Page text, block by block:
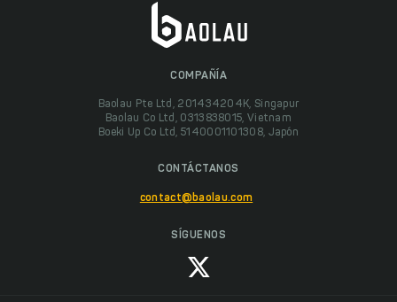
COMPAÑÍA
Baolau Pte Ltd, 201434204K, Singapur
Baolau Co Ltd, 0313838015, Vietnam
Boeki Up Co Ltd, 5140001101308, Japón
CONTÁCTANOS
contact@baolau.com
SÍGUENOS